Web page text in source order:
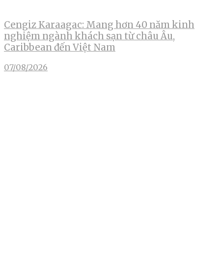
Cengiz Karaagac: Mang hơn 40 năm kinh
nghiệm ngành khách sạn từ châu Âu,
Caribbean đến Việt Nam
07/08/2026